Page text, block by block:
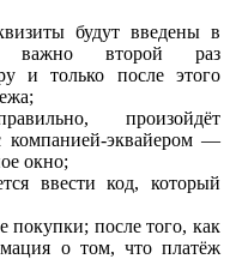
будут введены в
важно второй раз
и только после этого
произойдёт
компанией-эквайером —
окно;
ввести код, который
покупки; после того, как
о том, что платёж